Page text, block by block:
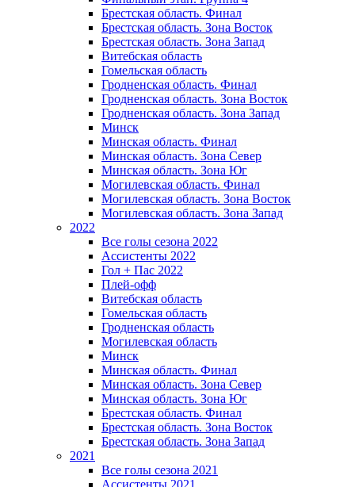
Брестская область. Финал
Брестская область. Зона Восток
Брестская область. Зона Запад
Витебская область
Гомельская область
Гродненская область. Финал
Гродненская область. Зона Восток
Гродненская область. Зона Запад
Минск
Минская область. Финал
Минская область. Зона Север
Минская область. Зона Юг
Могилевская область. Финал
Могилевская область. Зона Восток
Могилевская область. Зона Запад
2022
Все голы сезона 2022
Ассистенты 2022
Гол + Пас 2022
Плей-офф
Витебская область
Гомельская область
Гродненская область
Могилевская область
Минск
Mинская область. Финал
Минская область. Зона Север
Минская область. Зона Юг
Брестская область. Финал
Брестская область. Зона Восток
Брестская область. Зона Запад
2021
Все голы сезона 2021
Ассистенты 2021